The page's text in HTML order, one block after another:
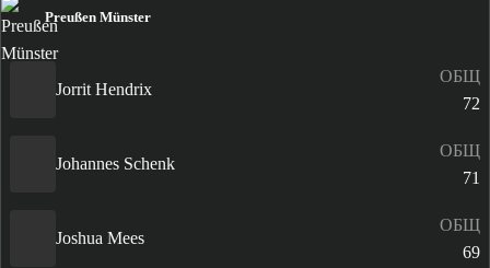
Preußen Münster
Jorrit Hendrix
ОБЩ
72
Johannes Schenk
ОБЩ
71
Joshua Mees
ОБЩ
69